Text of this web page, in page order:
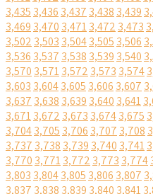
3,435 3,436 3,437 3,438 3,439
3,469 3,470 3,4713,472 3,473
3,502 3,503 3,5043,505 3,506
3,536 3,537 3,538 3,539 3,540
3,570 3,5713,572 3,573 3,574
3,603 3,6043,605 3,606 3,607
3,637 3,638 3,639 3,640 3,641
3,6713,672 3,673 3,6743,675
3,7043,705 3,706 3,707 3,708
3,737 3,738 3,739 3,740 3,741
3,770 3,7713,772 3,773 3,774
3,803 3,8043,805 3,806 3,807
3,837 3,838 3,839 3,840 3,841